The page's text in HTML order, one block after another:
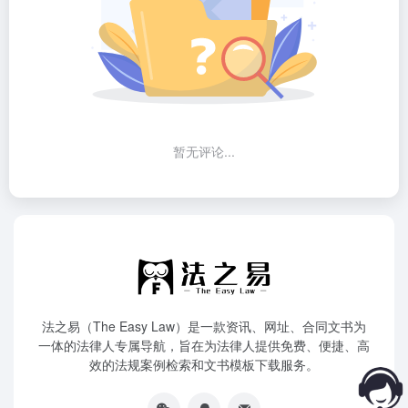
暂无评论...
法之易（The Easy Law）是一款资讯、网址、合同文书为
一体的法律人专属导航，旨在为法律人提供免费、便捷、高
效的法规案例检索和文书模板下载服务。